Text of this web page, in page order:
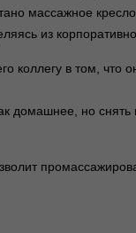
массажное
из
коллегу в том, что
домашнее, но